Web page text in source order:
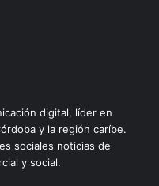
digital, líder en
y la región caríbe.
sociales noticias de
y social.